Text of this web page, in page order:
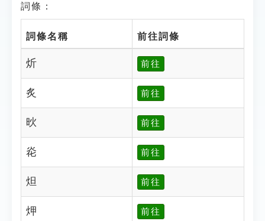
詞條：
詞條名稱 前往詞條
炘 前往
炙 前往
炚 前往
炛 前往
炟 前往
炠 前往